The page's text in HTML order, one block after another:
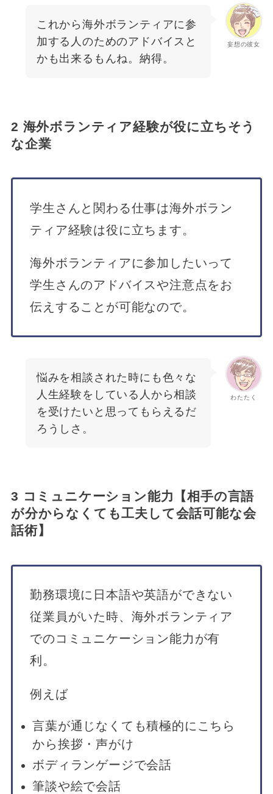
妄想の彼女
これから海外ボランティアに参
加する人のためのアドバイスと
かも出来るもんね。納得。
2 海外ボランティア経験が役に立ちそう
な企業
学生さんと関わる仕事は海外ボラン
ティア経験は役に立ちます。
海外ボランティアに参加したいって
学生さんのアドバイスや注意点をお
伝えすることが可能なので。
わたたく
悩みを相談された時にも色々な
人生経験をしている人から相談
を受けたいと思ってもらえるだ
ろうしさ。
3 コミュニケーション能力【相手の言語
が分からなくても工夫して会話可能な会
話術】
勤務環境に日本語や英語ができない
従業員がいた時、海外ボランティア
でのコミュニケーション能力が有
利。
例えば
言葉が通じなくても積極的にこちら
から挨拶・声がけ
ボディランゲージで会話
筆談や絵で会話